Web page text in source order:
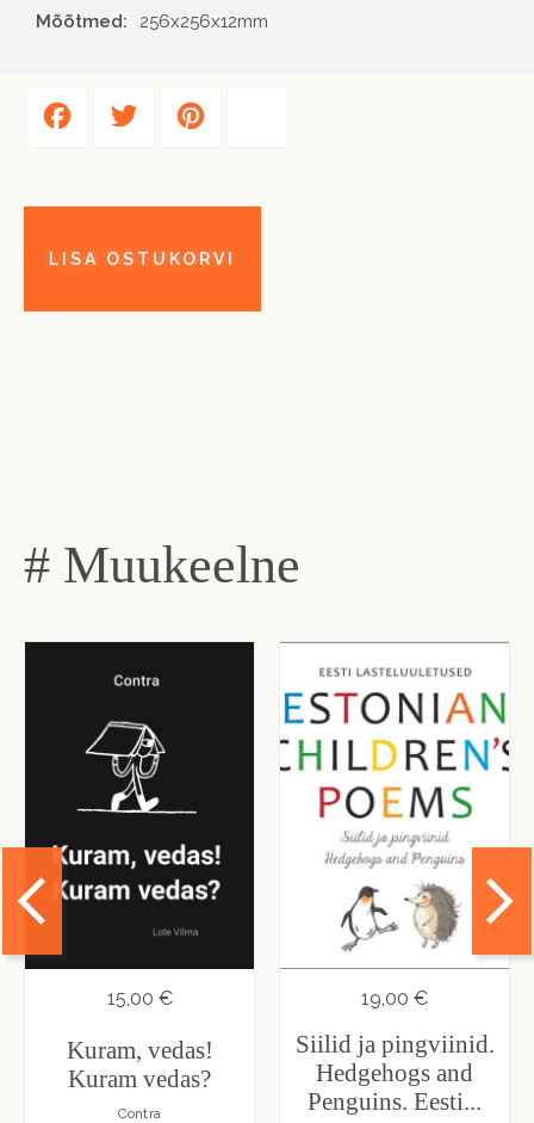
Mõõtmed: 256x256x12mm
# Muukeelne
15,00 €
Kuram, vedas!
Kuram vedas?
Contra
19,00 €
Siilid ja pingviinid.
Hedgehogs and
Penguins. Eesti...